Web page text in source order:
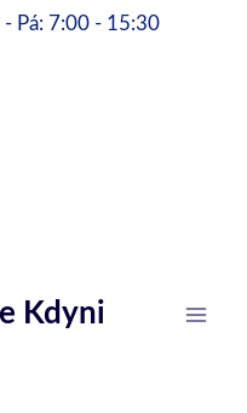
- Pá: 7:00 - 15:30
Kdyni